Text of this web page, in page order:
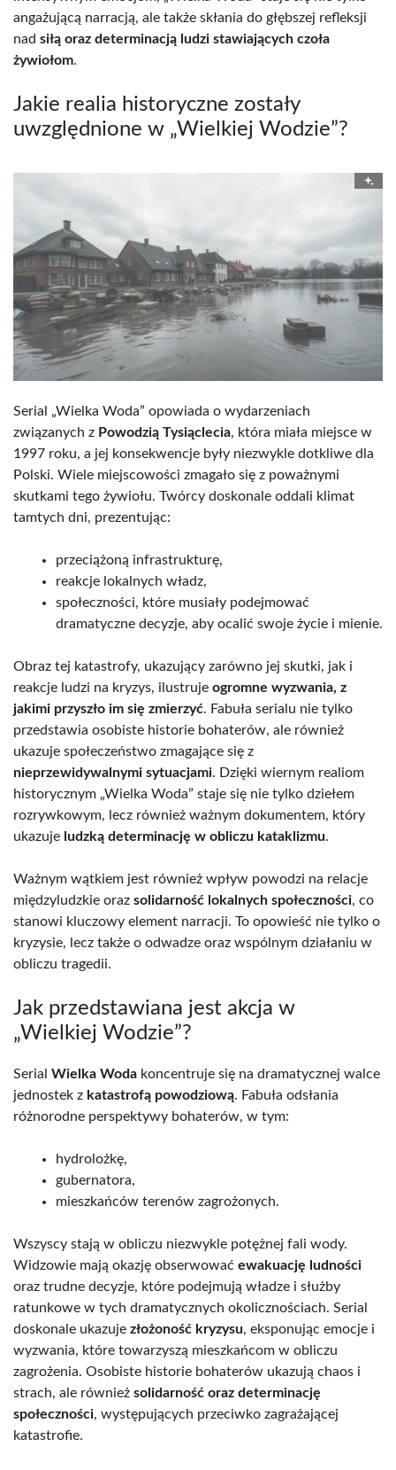
angażującą narracją, ale także skłania do głębszej refleksji
nad siłą oraz determinacją ludzi stawiających czoła
żywiołom.
Jakie realia historyczne zostały
uwzględnione w „Wielkiej Wodzie”?
Serial „Wielka Woda” opowiada o wydarzeniach
związanych z Powodzią Tysiąclecia, która miała miejsce w
1997 roku, a jej konsekwencje były niezwykle dotkliwe dla
Polski. Wiele miejscowości zmagało się z poważnymi
skutkami tego żywiołu. Twórcy doskonale oddali klimat
tamtych dni, prezentując:
przeciążoną infrastrukturę,
reakcje lokalnych władz,
społeczności, które musiały podejmować
dramatyczne decyzje, aby ocalić swoje życie i mienie.
Obraz tej katastrofy, ukazujący zarówno jej skutki, jak i
reakcje ludzi na kryzys, ilustruje ogromne wyzwania, z
jakimi przyszło im się zmierzyć. Fabuła serialu nie tylko
przedstawia osobiste historie bohaterów, ale również
ukazuje społeczeństwo zmagające się z
nieprzewidywalnymi sytuacjami. Dzięki wiernym realiom
historycznym „Wielka Woda” staje się nie tylko dziełem
rozrywkowym, lecz również ważnym dokumentem, który
ukazuje ludzką determinację w obliczu kataklizmu.
Ważnym wątkiem jest również wpływ powodzi na relacje
międzyludzkie oraz solidarność lokalnych społeczności, co
stanowi kluczowy element narracji. To opowieść nie tylko o
kryzysie, lecz także o odwadze oraz wspólnym działaniu w
obliczu tragedii.
Jak przedstawiana jest akcja w
„Wielkiej Wodzie”?
Serial Wielka Woda koncentruje się na dramatycznej walce
jednostek z katastrofą powodziową. Fabuła odsłania
różnorodne perspektywy bohaterów, w tym:
hydrolożkę,
gubernatora,
mieszkańców terenów zagrożonych.
Wszyscy stają w obliczu niezwykle potężnej fali wody.
Widzowie mają okazję obserwować ewakuację ludności
oraz trudne decyzje, które podejmują władze i służby
ratunkowe w tych dramatycznych okolicznościach. Serial
doskonale ukazuje złożoność kryzysu, eksponując emocje i
wyzwania, które towarzyszą mieszkańcom w obliczu
zagrożenia. Osobiste historie bohaterów ukazują chaos i
strach, ale również solidarność oraz determinację
społeczności, występujących przeciwko zagrażającej
katastrofie.